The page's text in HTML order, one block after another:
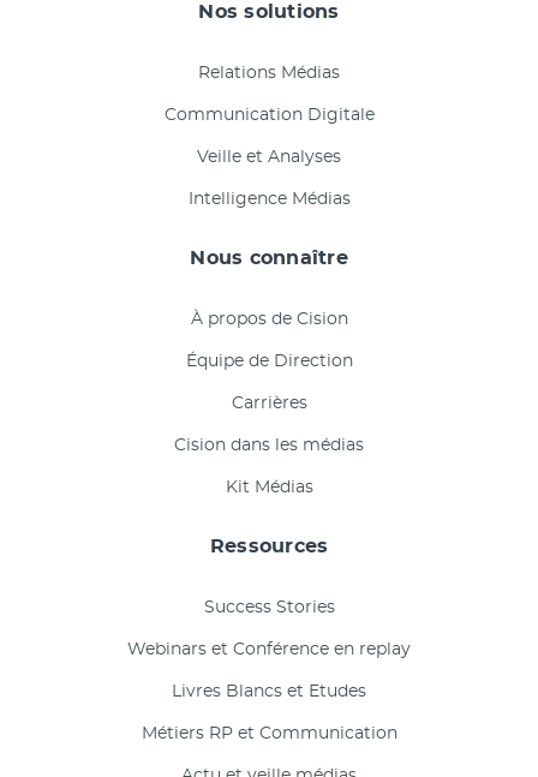
Nos solutions
Relations Médias
Communication Digitale
Veille et Analyses
Intelligence Médias
Nous connaître
À propos de Cision
Équipe de Direction
Carrières
Cision dans les médias
Kit Médias
Ressources
Success Stories
Webinars et Conférence en replay
Livres Blancs et Etudes
Métiers RP et Communication